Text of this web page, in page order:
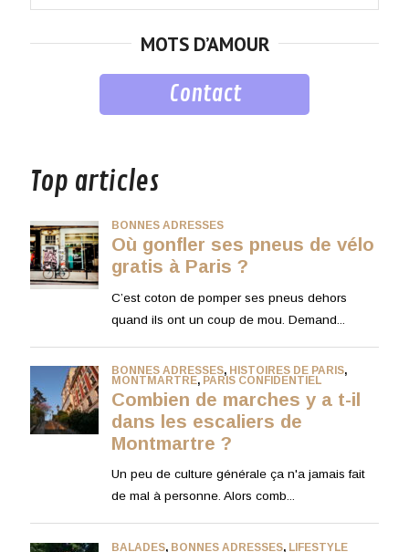
MOTS D’AMOUR
Contact
Top articles